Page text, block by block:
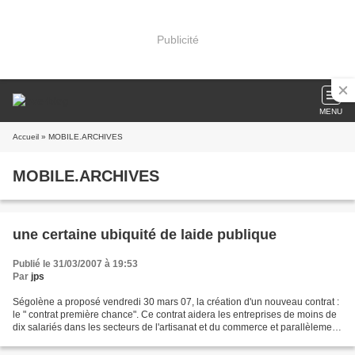
Publicité
MENU
Accueil » MOBILE.ARCHIVES
MOBILE.ARCHIVES
une certaine ubiquité de laide publique
Publié le 31/03/2007 à 19:53
Par jps
Ségolène a proposé vendredi 30 mars 07, la création d'un nouveau contrat :
le " contrat première chance". Ce contrat aidera les entreprises de moins de
dix salariés dans les secteurs de l'artisanat et du commerce et parallèlement